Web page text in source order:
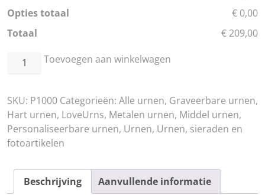
Opties totaal
€ 0,00
Totaal
€ 209,00
LoveHeart™
Medium
aantal
Toevoegen aan winkelwagen
SKU: P1000 Categorieën: Alle urnen, Graveerbare urnen,
Hart urnen, LoveUrns, Metalen urnen, Middel urnen,
Personaliseerbare urnen, Urnen, Urnen, sieraden en
fotoartikelen
Beschrijving Aanvullende informatie